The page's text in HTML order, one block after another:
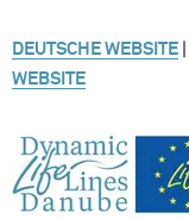
DEUTSCHE WEBSITE
WEBSITE